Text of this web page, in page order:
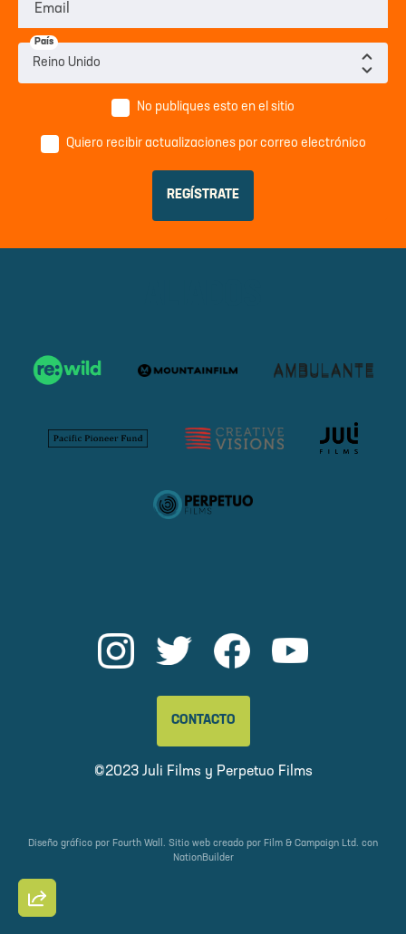
Email
País
No publiques esto en el sitio
Quiero recibir actualizaciones por correo electrónico
CONTACTO
©2023 Juli Films y Perpetuo Films
Diseño gráfico por Fourth Wall . Sitio web creado por Film & Campaign Ltd. con
NationBuilder